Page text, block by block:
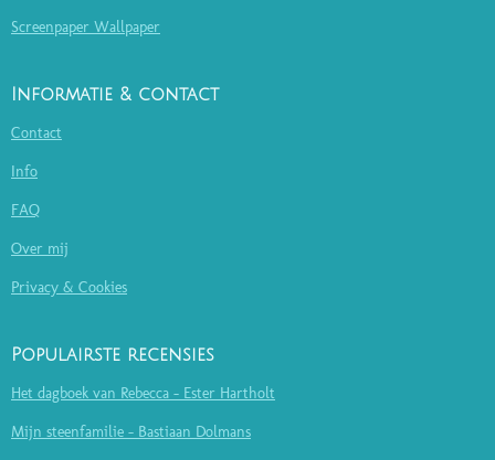
Screenpaper Wallpaper
Informatie & contact
Contact
Info
FAQ
Over mij
Privacy & Cookies
Populairste recensies
Het dagboek van Rebecca - Ester Hartholt
Mijn steenfamilie - Bastiaan Dolmans